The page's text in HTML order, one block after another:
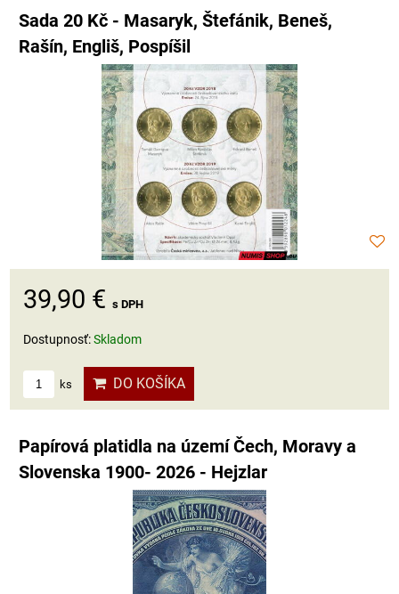
Sada 20 Kč - Masaryk, Štefánik, Beneš,
Rašín, Engliš, Pospíšil
39,90 € s DPH
Dostupnosť:Skladom
ks DO KOŠÍKA
Papírová platidla na území Čech, Moravy a
Slovenska 1900- 2026 - Hejzlar